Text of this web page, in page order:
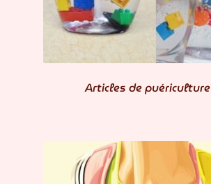
Articles de puériculture